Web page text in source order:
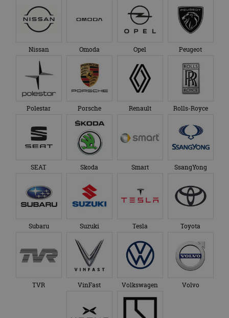
Nissan Omoda Opel Peugeot
Polestar Porsche Renault Rolls-Royce
SEAT Skoda Smart SsangYong
Subaru Suzuki Tesla Toyota
TVR VinFast Volkswagen Volvo